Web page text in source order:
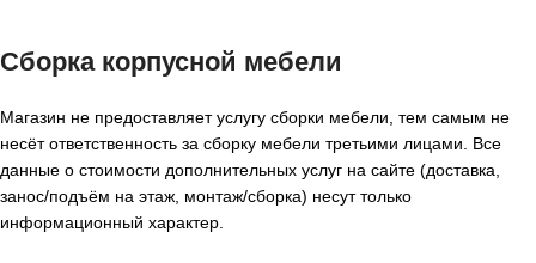
Сборка корпусной мебели
Магазин не предоставляет услугу сборки мебели, тем самым не
несёт ответственность за сборку мебели третьими лицами. Все
данные о стоимости дополнительных услуг на сайте (доставка,
занос/подъём на этаж, монтаж/сборка) несут только
информационный характер.